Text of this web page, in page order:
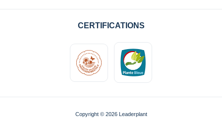
CERTIFICATIONS
Copyright © 2026 Leaderplant